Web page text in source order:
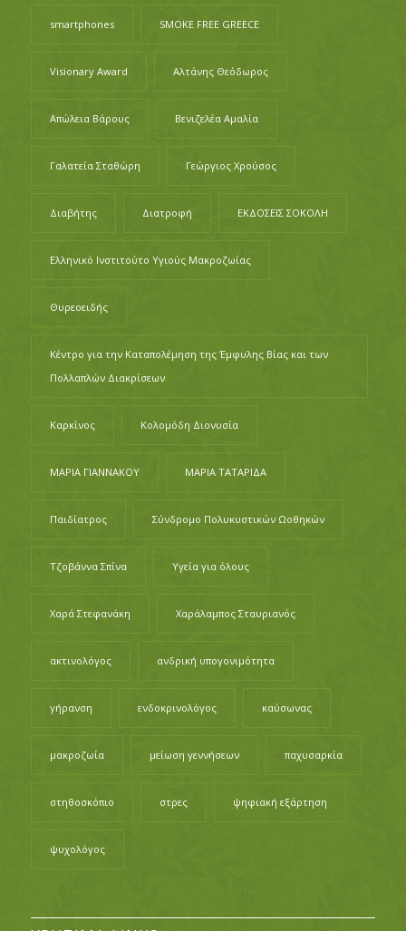
smartphones SMOKE FREE GREECE
Visionary Award Αλτάνης Θεόδωρος
Απώλεια Βάρους Βενιζελέα Αμαλία
Γαλατεία Σταθώρη Γεώργιος Χρούσος
Διαβήτης Διατροφή ΕΚΔΟΣΕΙΣ ΣΟΚΟΛΗ
Ελληνικό Ινστιτούτο Υγιούς Μακροζωίας
Θυρεοειδής
Κέντρο για την Καταπολέμηση της Έμφυλης Βίας και των
Πολλαπλών Διακρίσεων
Καρκίνος Κολομόδη Διονυσία
ΜΑΡΙΑ ΓΙΑΝΝΑΚΟΥ ΜΑΡΙΑ ΤΑΤΑΡΙΔΑ
Παιδίατρος Σύνδρομο Πολυκυστικών Ωοθηκών
Τζοβάννα Σπίνα Υγεία για όλους
Χαρά Στεφανάκη Χαράλαμπος Σταυριανός
ακτινολόγος ανδρική υπογονιμότητα
γήρανση ενδοκρινολόγος καύσωνας
μακροζωία μείωση γεννήσεων παχυσαρκία
στηθοσκόπιο στρες ψηφιακή εξάρτηση
ψυχολόγος